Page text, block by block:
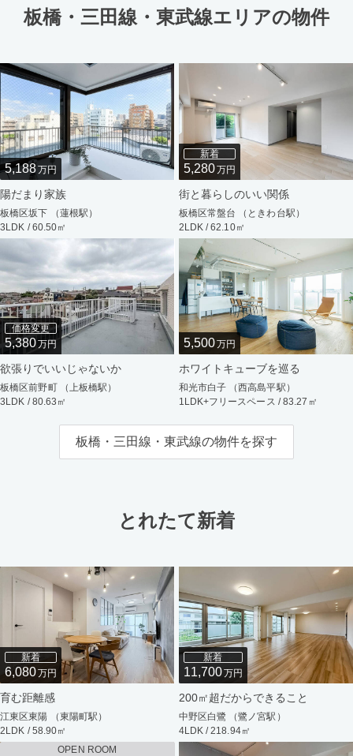
板橋・三田線・東武線エリアの物件
5,188万円
陽だまり家族
板橋区坂下 （蓮根駅）
3LDK / 60.50㎡
新着
5,280万円
街と暮らしのいい関係
板橋区常盤台 （ときわ台駅）
2LDK / 62.10㎡
価格変更
5,380万円
欲張りでいいじゃないか
板橋区前野町 （上板橋駅）
3LDK / 80.63㎡
5,500万円
ホワイトキューブを巡る
和光市白子 （西高島平駅）
1LDK+フリースペース / 83.27㎡
板橋・三田線・東武線の物件を探す
とれたて新着
新着
6,080万円
育む距離感
江東区東陽 （東陽町駅）
2LDK / 58.90㎡
新着
11,700万円
200㎡超だからできること
中野区白鷺 （鷺ノ宮駅）
4LDK / 218.94㎡
OPEN ROOM